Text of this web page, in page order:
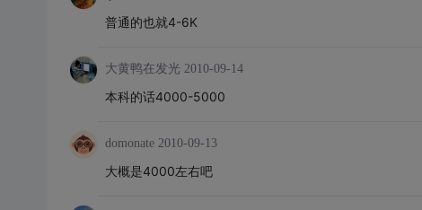
普通的也就4-6K
大黄鸭在发光 2010-09-14
本科的话4000-5000
domonate 2010-09-13
大概是4000左右吧